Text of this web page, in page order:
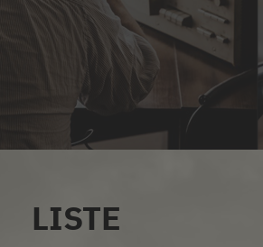
LISTE